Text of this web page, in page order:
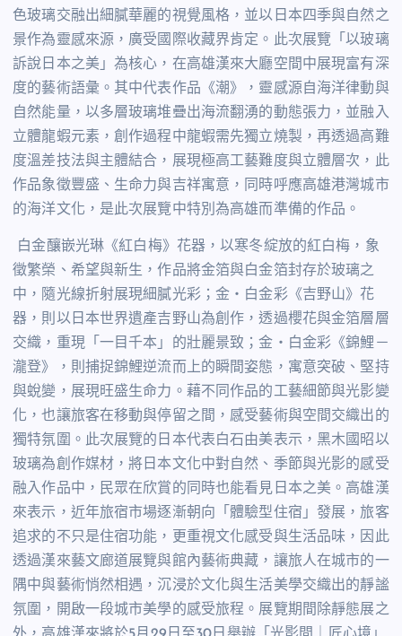
色玻璃交融出細膩華麗的視覺風格，並以日本四季與自然之
景作為靈感來源，廣受國際收藏界肯定。此次展覽「以玻璃
訴說日本之美」為核心，在高雄漢來大廳空間中展現富有深
度的藝術語彙。其中代表作品《潮》，靈感源自海洋律動與
自然能量，以多層玻璃堆疊出海流翻湧的動態張力，並融入
立體龍蝦元素，創作過程中龍蝦需先獨立燒製，再透過高難
度溫差技法與主體結合，展現極高工藝難度與立體層次，此
作品象徵豐盛、生命力與吉祥寓意，同時呼應高雄港灣城市
的海洋文化，是此次展覽中特別為高雄而準備的作品。
白金釀嵌光琳《紅白梅》花器，以寒冬綻放的紅白梅，象
徵繁榮、希望與新生，作品將金箔與白金箔封存於玻璃之
中，隨光線折射展現細膩光彩；金・白金彩《吉野山》花
器，則以日本世界遺產吉野山為創作，透過櫻花與金箔層層
交織，重現「一目千本」的壯麗景致；金・白金彩《錦鯉－
瀧登》，則捕捉錦鯉逆流而上的瞬間姿態，寓意突破、堅持
與蛻變，展現旺盛生命力。藉不同作品的工藝細節與光影變
化，也讓旅客在移動與停留之間，感受藝術與空間交織出的
獨特氛圍。此次展覽的日本代表白石由美表示，黑木國昭以
玻璃為創作媒材，將日本文化中對自然、季節與光影的感受
融入作品中，民眾在欣賞的同時也能看見日本之美。高雄漢
來表示，近年旅宿市場逐漸朝向「體驗型住宿」發展，旅客
追求的不只是住宿功能，更重視文化感受與生活品味，因此
透過漢來藝文廊道展覽與館內藝術典藏，讓旅人在城市的一
隅中與藝術悄然相遇，沉浸於文化與生活美學交織出的靜謐
氛圍，開啟一段城市美學的感受旅程。展覽期間除靜態展之